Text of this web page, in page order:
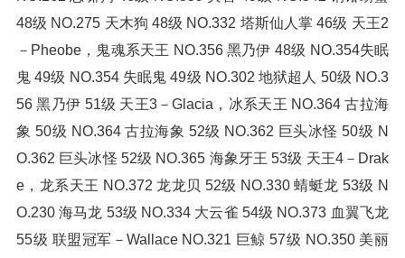
48级 NO.275 天木狗 48级 NO.332 塔斯仙人掌 46级 天王2
－Pheobe，鬼魂系天王 NO.356 黑乃伊 48级 NO.354失眠
鬼 49级 NO.354 失眠鬼 49级 NO.302 地狱超人 50级 NO.3
56 黑乃伊 51级 天王3－Glacia，冰系天王 NO.364 古拉海
象 50级 NO.364 古拉海象 52级 NO.362 巨头冰怪 50级 N
O.362 巨头冰怪 52级 NO.365 海象牙王 53级 天王4－Drak
e，龙系天王 NO.372 龙龙贝 52级 NO.330 蜻蜓龙 53级 N
O.230 海马龙 53级 NO.334 大云雀 54级 NO.373 血翼飞龙
55级 联盟冠军－Wallace NO.321 巨鲸 57级 NO.350 美丽